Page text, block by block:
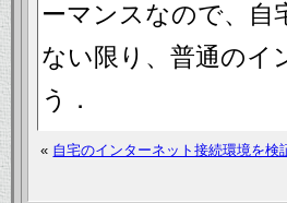
ーマンスなので、自
ない限り、普通のイ
う．
« 自宅のインターネット接続環境を検